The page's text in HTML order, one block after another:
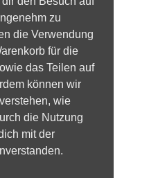
zu
die Verwendung
für die
das Teilen auf
können wir
wie
die Nutzung
mit der